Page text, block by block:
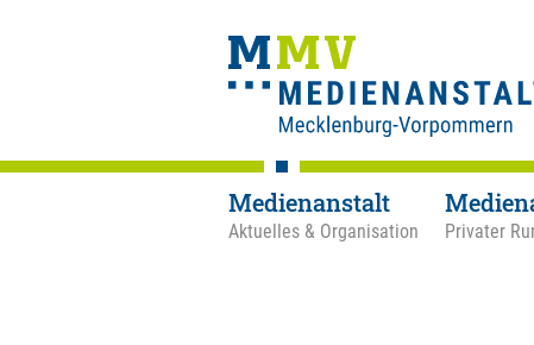
Medienanstalt
Aktuelles & Organisation Privater